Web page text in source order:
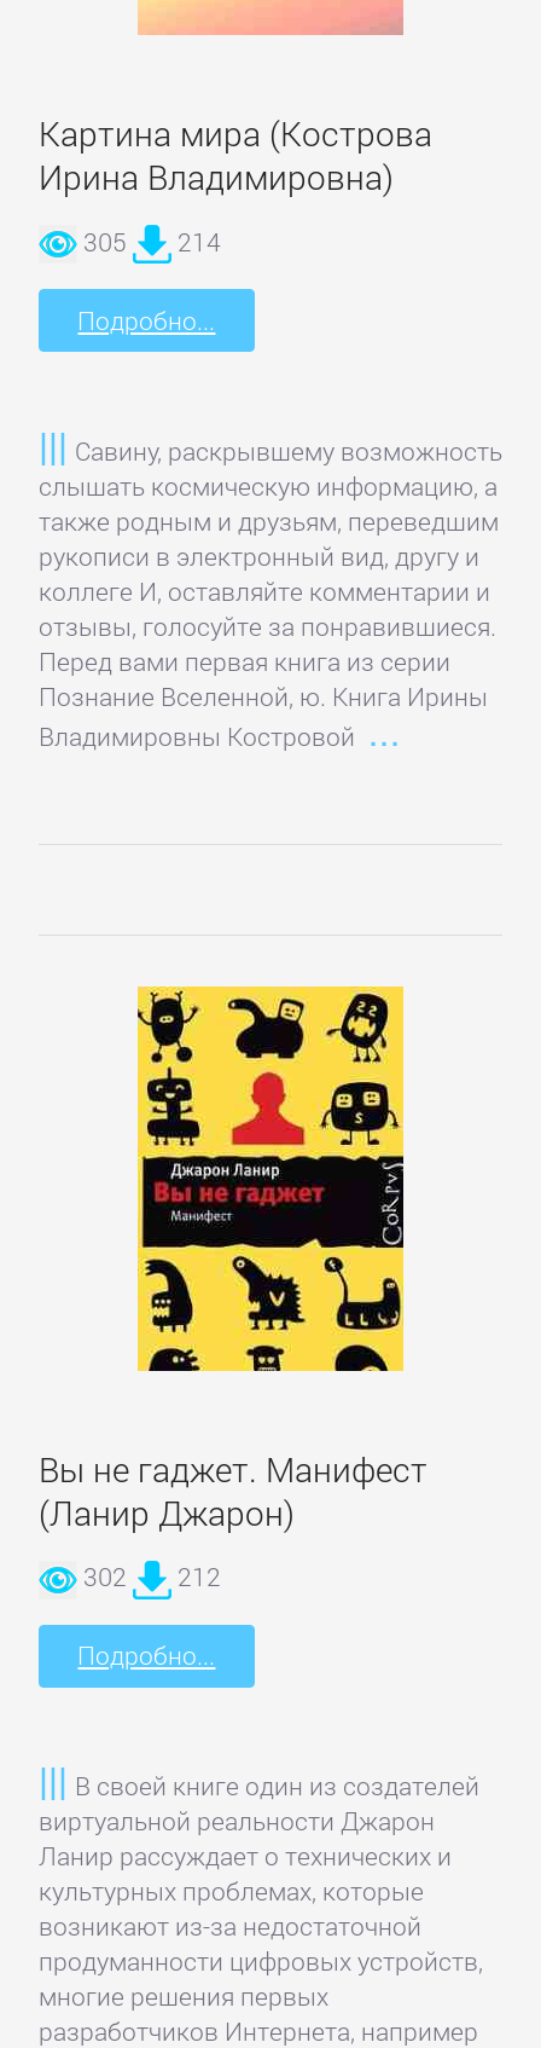
Картина мира (Кострова
Ирина Владимировна)
305 214
Подробно...
Савину, раскрывшему возможность
слышать космическую информацию, а
также родным и друзьям, переведшим
рукописи в электронный вид, другу и
коллеге И, оставляйте комментарии и
отзывы, голосуйте за понравившиеся.
Перед вами первая книга из серии
Познание Вселенной, ю. Книга Ирины
Владимировны Костровой
Вы не гаджет. Манифест
(Ланир Джарон)
302 212
Подробно...
В своей книге один из создателей
виртуальной реальности Джарон
Ланир рассуждает о технических и
культурных проблемах, которые
возникают из-за недостаточной
продуманности цифровых устройств,
многие решения первых
разработчиков Интернета, например
Присоединиться
Контакт
Карта
сайта
Банковское
дело
Бухучет,
налогообложение,
аудит
ВЭД
Корпоративная
культура
финансы
Маркетинг,
реклама
Недвижимость
бизнесе
популярно
Отраслевые
издания
Поиск
работы,
Управление,